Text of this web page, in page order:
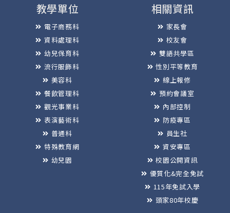
教學單位
電子商務科
資料處理科
幼兒保育科
流行服飾科
美容科
餐飲管理科
觀光事業科
表演藝術科
普通科
特殊教育網
幼兒園
相關資訊
家長會
校友會
雙語共學區
性別平等教育
線上報修
預約會議室
內部控制
防疫專區
員生社
資安專區
校園公開資訊
優質化&完全免試
115年免試入學
頭家80年校慶